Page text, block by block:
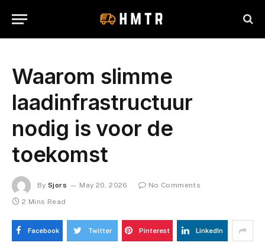
Waarom slimme
laadinfrastructuur
nodig is voor de
toekomst
By Sjors May 20, 2026
No Comments
2 Mins Read
Facebook Twitter Pinterest LinkedIn